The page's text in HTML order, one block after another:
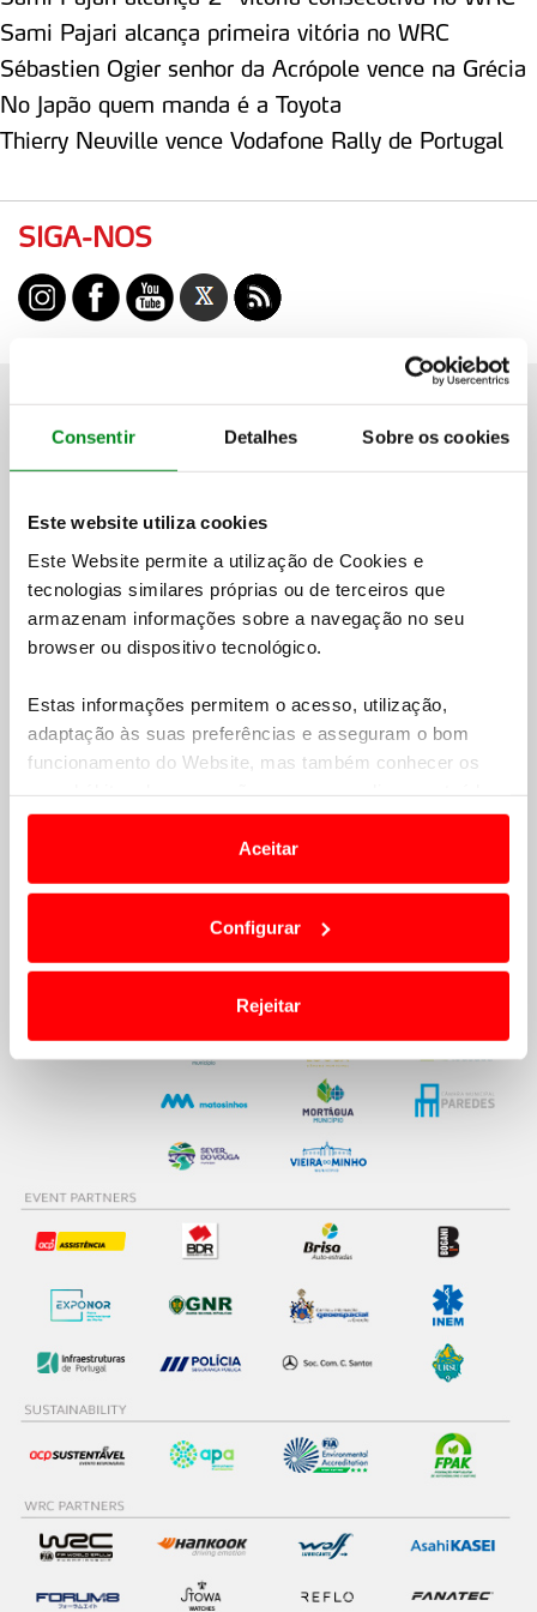
Consentir Detalhes Sobre os cookies
Este website utiliza cookies
Este Website permite a utilização de Cookies e
tecnologias similares próprias ou de terceiros que
armazenam informações sobre a navegação no seu
browser ou dispositivo tecnológico.
Estas informações permitem o acesso, utilização,
adaptação às suas preferências e asseguram o bom
funcionamento do Website, mas também conhecer os
e anúncios de modo a promover produtos e/ou serviços.
Em alguns casos, a utilização destas tecnologias
termos e a todo o tempo as suas preferências e limitando
o acesso a informações durante a navegação no
personalizar conteúdos e anúncios, para lhe proporcionar
funcionalidades de redes sociais, bem como para
Adicionalmente partilhamos informação, relativa à sua
utilização do nosso site de publicidade e de análise, com
parceiros e organizações na UE e em países terceiros.
O ACP garantirá que as transferências internacionais de
consentimento e quando tal se afigure estritamente
Realçamos que o bloqueio de certo tipo de Cookies e
experiência de navegação no Website e nos serviços
disponibilizados.
Consulte a política de cookies do site.
Aceitar
Configurar
Rejeitar
Sami Pajari alcança primeira vitória no WRC
Sébastien Ogier senhor da Acrópole vence na Grécia
No Japão quem manda é a Toyota
Thierry Neuville vence Vodafone Rally de Portugal
SIGA-NOS